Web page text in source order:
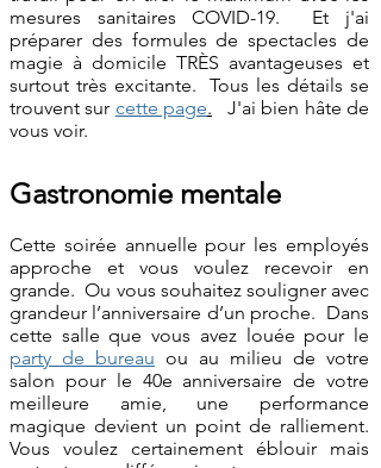
mesures sanitaires COVID-19. Et j'ai
préparer des formules de spectacles de
magie à domicile TRÈS avantageuses et
surtout très excitante. Tous les détails se
trouvent sur cette page. J'ai bien hâte de
vous voir.
Gastronomie mentale
Cette soirée annuelle pour les employés
approche et vous voulez recevoir en
grande. Ou vous souhaitez souligner avec
grandeur l’anniversaire d’un proche. Dans
cette salle que vous avez louée pour le
party de bureau ou au milieu de votre
salon pour le 40e anniversaire de votre
meilleure amie, une performance
magique devient un point de ralliement.
Vous voulez certainement éblouir mais